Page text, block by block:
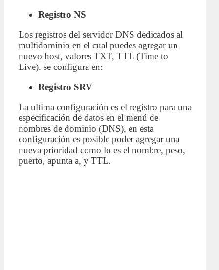
Registro NS
Los registros del servidor DNS dedicados al
multidominio en el cual puedes agregar un
nuevo host, valores TXT, TTL (Time to
Live). se configura en:
Registro SRV
La ultima configuración es el registro para una
especificación de datos en el menú de
nombres de dominio (DNS), en esta
configuración es posible poder agregar una
nueva prioridad como lo es el nombre, peso,
puerto, apunta a, y TTL.